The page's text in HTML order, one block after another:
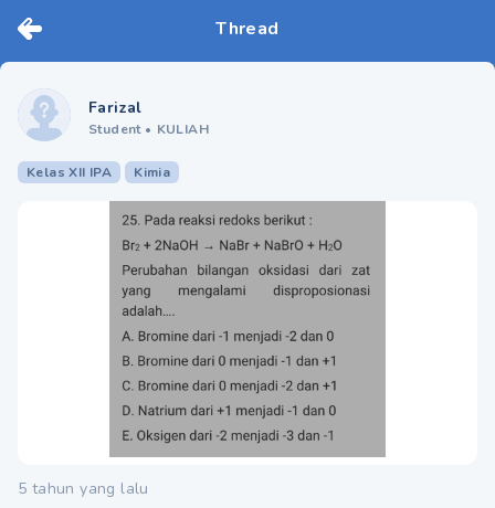
Thread
Farizal
Student • KULIAH
Kelas XII IPA Kimia
5 tahun yang lalu